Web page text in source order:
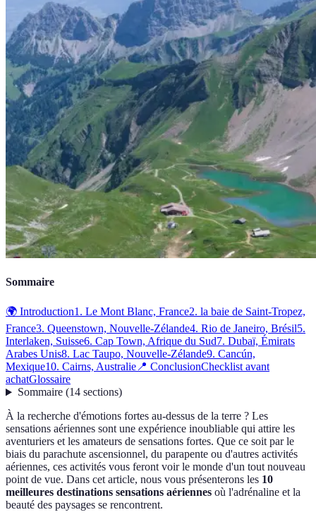
Sommaire
🌍 Introduction1. Le Mont Blanc, France2. la baie de Saint-Tropez,
France3. Queenstown, Nouvelle-Zélande4. Rio de Janeiro, Brésil5.
Interlaken, Suisse6. Cap Town, Afrique du Sud7. Dubaï, Émirats
Arabes Unis8. Lac Taupo, Nouvelle-Zélande9. Cancún,
Mexique10. Cairns, Australie📍 ConclusionChecklist avant
achatGlossaire
Sommaire(14 sections)
À la recherche d'émotions fortes au-dessus de la terre ? Les
sensations aériennes sont une expérience inoubliable qui attire les
aventuriers et les amateurs de sensations fortes. Que ce soit par le
biais du parachute ascensionnel, du parapente ou d'autres activités
aériennes, ces activités vous feront voir le monde d'un tout nouveau
point de vue. Dans cet article, nous vous présenterons les 10
meilleures destinations sensations aériennes où l'adrénaline et la
beauté des paysages se rencontrent.